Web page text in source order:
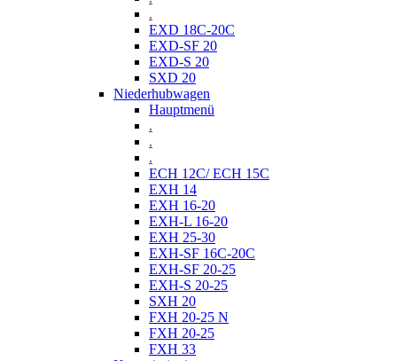
.
EXD 18C-20C
EXD-SF 20
EXD-S 20
SXD 20
Niederhubwagen
Hauptmenü
.
.
.
ECH 12C/ ECH 15C
EXH 14
EXH 16-20
EXH-L 16-20
EXH 25-30
EXH-SF 16C-20C
EXH-SF 20-25
EXH-S 20-25
SXH 20
FXH 20-25 N
FXH 20-25
FXH 33